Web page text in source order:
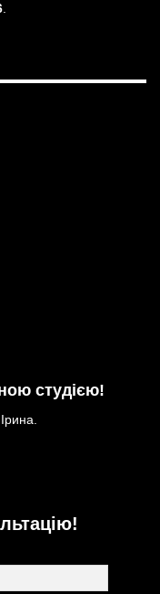
.
студією!